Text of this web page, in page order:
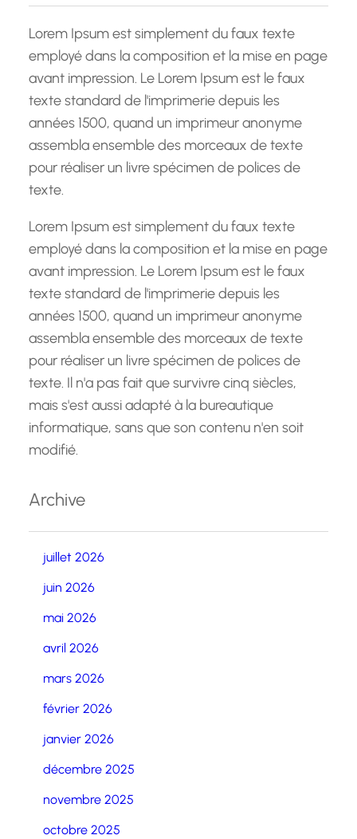
hLorem Ipsum est simplement du faux texte
employé dans la composition et la mise en page
avant impression. Le Lorem Ipsum est le faux
texte standard de l'imprimerie depuis les
années 1500, quand un imprimeur anonyme
assembla ensemble des morceaux de texte
pour réaliser un livre spécimen de polices de
texte.
Lorem Ipsum est simplement du faux texte
employé dans la composition et la mise en page
avant impression. Le Lorem Ipsum est le faux
texte standard de l'imprimerie depuis les
années 1500, quand un imprimeur anonyme
assembla ensemble des morceaux de texte
pour réaliser un livre spécimen de polices de
texte. Il n'a pas fait que survivre cinq siècles,
mais s'est aussi adapté à la bureautique
informatique, sans que son contenu n'en soit
modifié.
Archive
juillet 2026
juin 2026
mai 2026
avril 2026
mars 2026
février 2026
janvier 2026
décembre 2025
novembre 2025
octobre 2025